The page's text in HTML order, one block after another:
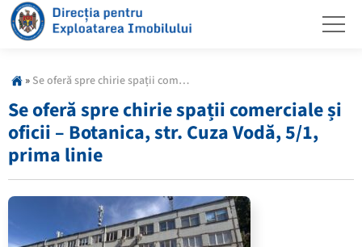
» Se oferă spre chirie spații comerciale și oficii – Botanica, str. Cuza Vodă, 5/1, prima linie
Se oferă spre chirie spații comerciale și
oficii – Botanica, str. Cuza Vodă, 5/1,
prima linie